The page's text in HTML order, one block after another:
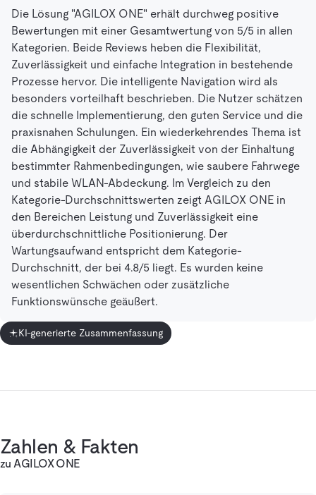
Die Lösung "AGILOX ONE" erhält durchweg positive
Bewertungen mit einer Gesamtwertung von 5/5 in allen
Kategorien. Beide Reviews heben die Flexibilität,
Zuverlässigkeit und einfache Integration in bestehende
Prozesse hervor. Die intelligente Navigation wird als
besonders vorteilhaft beschrieben. Die Nutzer schätzen
die schnelle Implementierung, den guten Service und die
praxisnahen Schulungen. Ein wiederkehrendes Thema ist
die Abhängigkeit der Zuverlässigkeit von der Einhaltung
bestimmter Rahmenbedingungen, wie saubere Fahrwege
und stabile WLAN-Abdeckung. Im Vergleich zu den
Kategorie-Durchschnittswerten zeigt AGILOX ONE in
den Bereichen Leistung und Zuverlässigkeit eine
überdurchschnittliche Positionierung. Der
Wartungsaufwand entspricht dem Kategorie-
Durchschnitt, der bei 4.8/5 liegt. Es wurden keine
wesentlichen Schwächen oder zusätzliche
Funktionswünsche geäußert.
KI-generierte Zusammenfassung
Zahlen & Fakten
zu AGILOX ONE